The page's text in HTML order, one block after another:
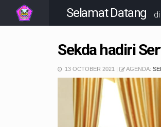
Selamat Datang
Sekda hadiri
13 OCTOBER 2021 | AGENDA: